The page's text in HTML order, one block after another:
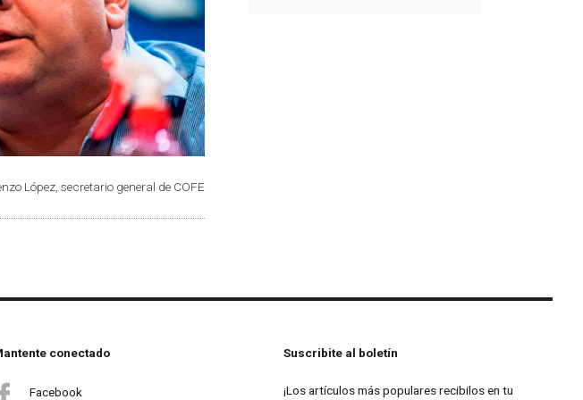
López, secretario general de COFE
conectado
Facebook
Suscribite al boletín
¡Los artículos más populares recibilos en tu